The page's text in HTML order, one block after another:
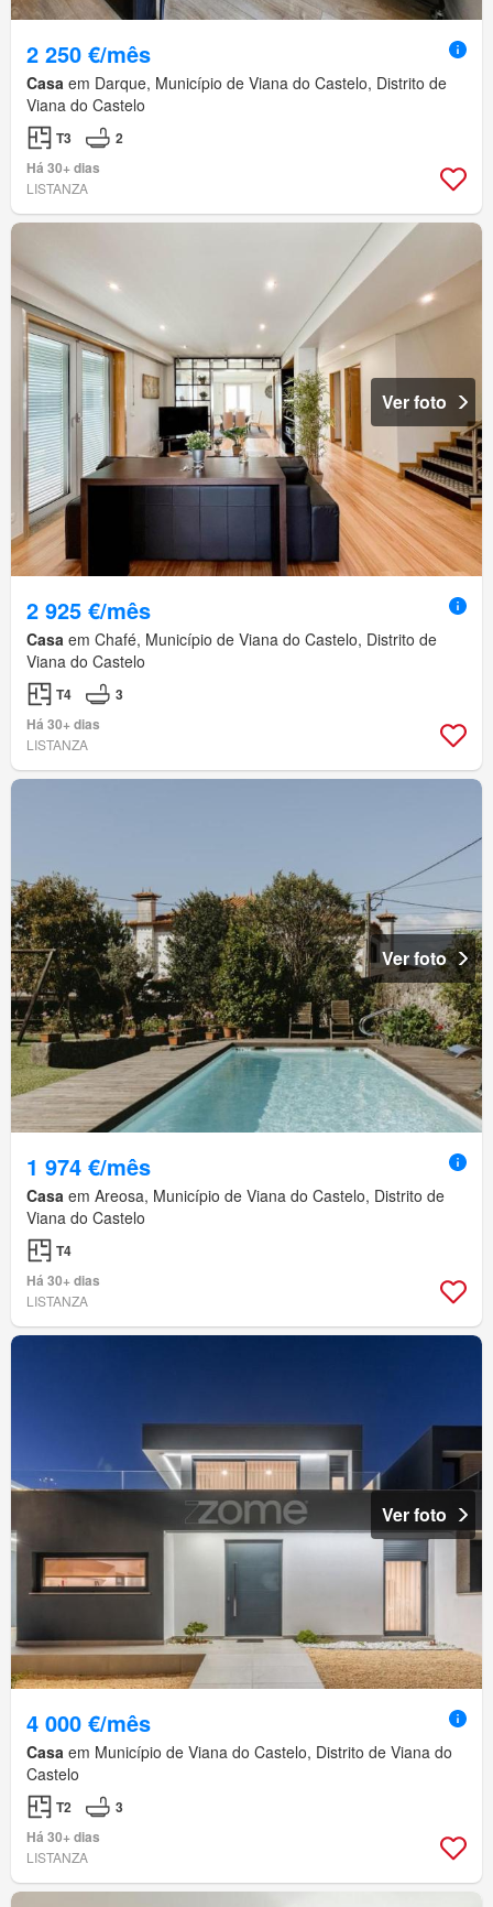
2 250 €/mês
Casa em Darque, Município de Viana do Castelo, Distrito de
Viana do Castelo
T3
2
Há 30+ dias
LISTANZA
Ver foto
2 925 €/mês
Casa em Chafé, Município de Viana do Castelo, Distrito de
Viana do Castelo
T4
3
Há 30+ dias
LISTANZA
Ver foto
1 974 €/mês
Casa em Areosa, Município de Viana do Castelo, Distrito de
Viana do Castelo
T4
Há 30+ dias
LISTANZA
Ver foto
4 000 €/mês
Casa em Município de Viana do Castelo, Distrito de Viana do
Castelo
T2
3
Há 30+ dias
LISTANZA